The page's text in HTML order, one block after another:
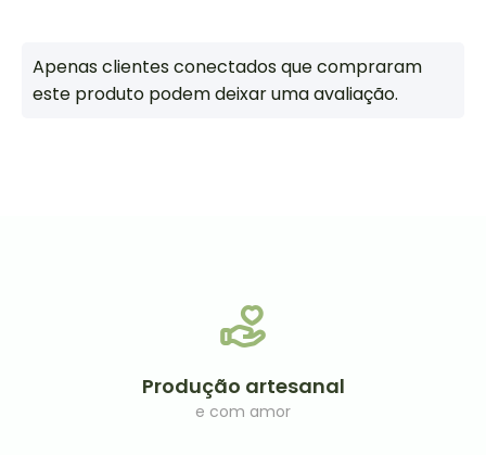
Apenas clientes conectados que compraram
este produto podem deixar uma avaliação.
Produção artesanal
e com amor